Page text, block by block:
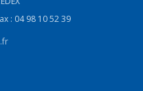
: 04 98 10 52 39